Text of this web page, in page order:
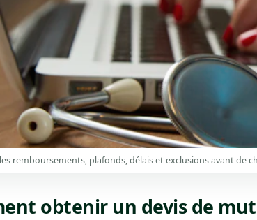
remboursements, plafonds, délais et exclusions avant de
obtenir un devis de